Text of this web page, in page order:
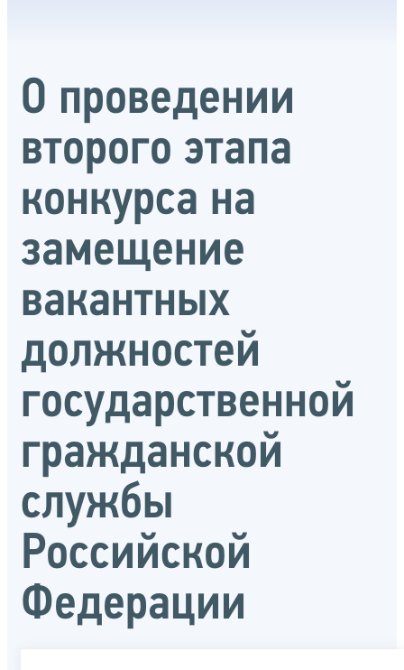
О проведении
второго этапа
конкурса на
замещение
вакантных
должностей
государственной
гражданской
службы
Российской
Федерации